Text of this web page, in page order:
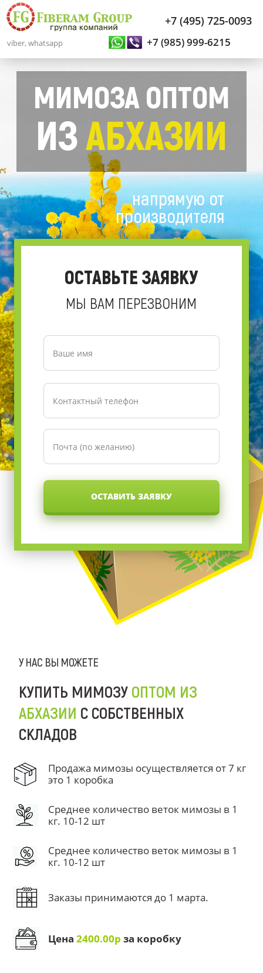
+7 (495) 725-0093
+7 (985) 999-6215
viber, whatsapp
ОСТАВИТЬ ЗАЯВКУ
ОСТАВЬТЕ ЗАЯВКУ
МЫ ВАМ ПЕРЕЗВОНИМ
напрямую от
производителя
МИМОЗА ОПТОМ
ИЗАБХАЗИИ
У НАС ВЫ МОЖЕТЕ
КУПИТЬ МИМОЗУ ОПТОМ ИЗ
АБХАЗИИ С СОБСТВЕННЫХ
СКЛАДОВ
Продажа мимозы осуществляется от 7 кг
это 1 коробка
Среднее количество веток мимозы в 1
кг. 10-12 шт
Среднее количество веток мимозы в 1
кг. 10-12 шт
Заказы принимаются до 1 марта.
Цена2400.00р за коробку